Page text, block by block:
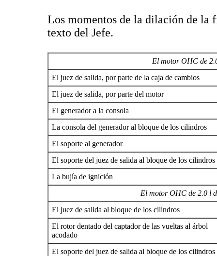
Los momentos de la dilación de la
texto del Jefe.
El motor OHC de
El juez de salida, por parte de la caja de cambios
El juez de salida, por parte del motor
El generador a la consola
La consola del generador al bloque de los cilindros
El soporte al generador
El soporte del juez de salida al bloque de los cilindros
La bujía de ignición
El motor OHC de 2.0 l
El juez de salida al bloque de los cilindros
El rotor dentado del captador de las vueltas al árbol
acodado
El soporte del juez de salida al bloque de los cilindros